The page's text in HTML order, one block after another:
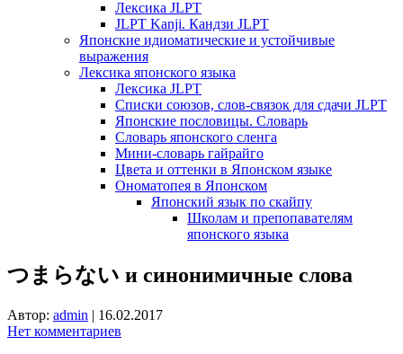
Лексика JLPT
JLPT Kanji. Кандзи JLPT
Японские идиоматические и устойчивые
выражения
Лексика японского языка
Лексика JLPT
Списки союзов, слов-связок для сдачи JLPT
Японские пословицы. Словарь
Словарь японского сленга
Мини-словарь гайрайго
Цвета и оттенки в Японском языке
Ономатопея в Японском
Японский язык по скайпу
Школам и препопавателям
японского языка
つまらない и синонимичные слова
Автор: admin | 16.02.2017
Нет комментариев